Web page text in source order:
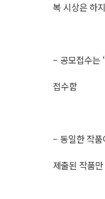
복 시상은 하
– 공모접수는
접수함
– 동일한 작
제출된 작품